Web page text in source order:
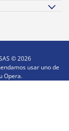
©2026
usar uno de
Opera.